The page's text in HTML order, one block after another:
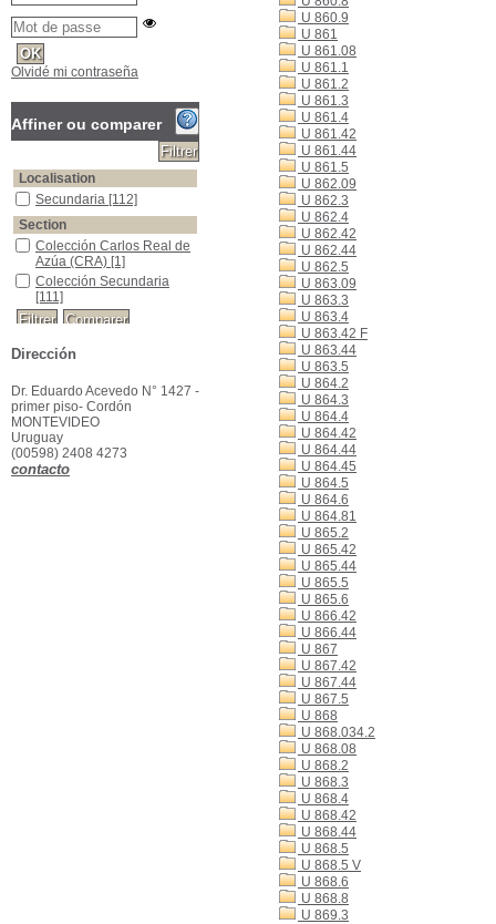
U 860.9
U 861
U 861.08
U 861.1
U 861.2
U 861.3
U 861.4
U 861.42
U 861.44
U 861.5
U 862.09
U 862.3
U 862.4
U 862.42
U 862.44
U 862.5
U 863.09
U 863.3
U 863.4
U 863.42 F
U 863.44
U 863.5
U 864.2
U 864.3
U 864.4
U 864.42
U 864.44
U 864.45
U 864.5
U 864.6
U 864.81
U 865.2
U 865.42
U 865.44
U 865.5
U 865.6
U 866.42
U 866.44
U 867
U 867.42
U 867.44
U 867.5
U 868
U 868.034.2
U 868.08
U 868.2
U 868.3
U 868.4
U 868.42
U 868.44
U 868.5
U 868.5 V
U 868.6
U 868.8
U 869.3
Olvidé mi contraseña
Affiner ou comparer
Localisation
Secundaria [112]
Section
Colección Carlos Real de
Azúa (CRA) [1]
Colección Secundaria
[111]
Dirección
Dr. Eduardo Acevedo N° 1427 -
primer piso- Cordón
MONTEVIDEO
Uruguay
(00598) 2408 4273
contacto